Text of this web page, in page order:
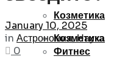
Козметика
Козметика
Фитнес
January 10, 2025
in Астрономия,Наука
0